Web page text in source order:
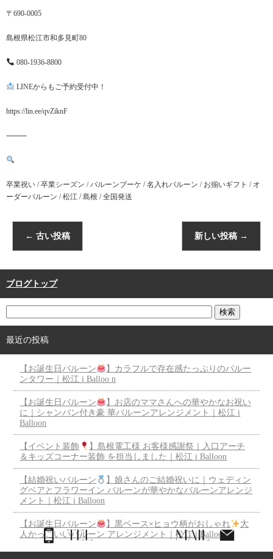
〒690-0005
島根県松江市和多見町80
080-1936-8800
LINEからもご予約受付中！
https://lin.ee/qvZiknF
⸻
卒業祝い / 卒業シーズン / バルーンブーケ / 名入れバルーン / お揃いギフト / オ
ーダーバルーン / 松江 / 島根 / 全国発送
← 古い投稿 新しい投稿 →
ブログトップ
最近の投稿
【お誕生日バルーン
】カラフルで存在感たっぷりのバルー
ンタワー｜松江 i Balloo n
【お誕生日バルーン
】お店のママさんへの華やかなお祝い
に｜シャンパン付き豪 華バルーンアレンジメント｜松江 i
Balloon
【イベント装飾
】島根電工様 お客様感謝祭｜入口アーチ
＆キッズコーナー装飾 を担当しました｜松江 i Balloon
【結婚祝いバルーン
】娘さんのご結婚祝いに｜ウェディン
グベアとフラワーイン バルーンが華やかなバルーンアレンジ
メント｜松江 i Balloon
【お誕生日バルーン 】黒ベース×ヒョウ柄がおしゃれ
大
人かっこいいバルーン アレンジメント｜松江 i Balloon